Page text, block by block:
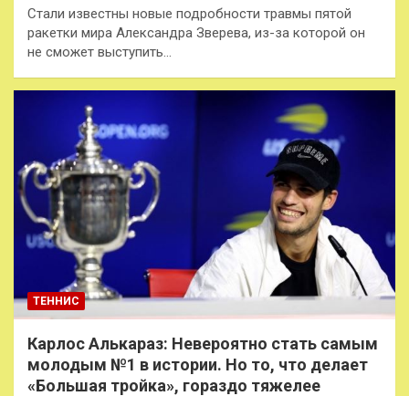
Стали известны новые подробности травмы пятой
ракетки мира Александра Зверева, из-за которой он
не сможет выступить…
ТЕННИС
Карлос Алькараз: Невероятно стать самым
молодым №1 в истории. Но то, что делает
«Большая тройка», гораздо тяжелее